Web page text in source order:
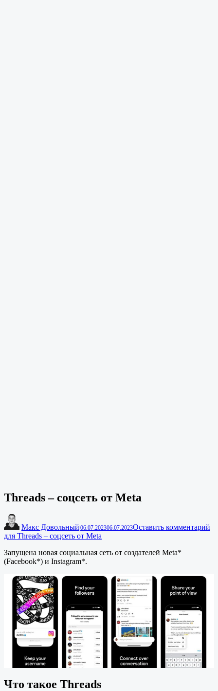
Threads – соцсеть от Meta
Макс Довольный|06.07.202306.07.2023Оставить комментарий
для Threads – соцсеть от Meta
Запущена новая социальная сеть от создателей Meta*
(Facebook*) и Instagram*.
Что такое Threads